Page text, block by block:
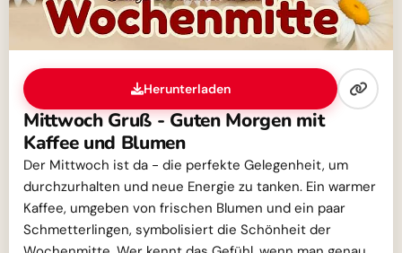
Herunterladen
Mittwoch Gruß - Guten Morgen mit
Kaffee und Blumen
Der Mittwoch ist da - die perfekte Gelegenheit, um
durchzurhalten und neue Energie zu tanken. Ein warmer
Kaffee, umgeben von frischen Blumen und ein paar
Schmetterlingen, symbolisiert die Schönheit der